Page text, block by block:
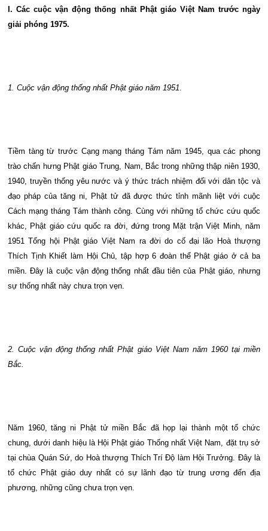
I. Các cuộc vận động thống nhất Phật giáo Việt Nam trước ngày
giải phóng 1975.
1. Cuộc vận động thống nhất Phật giáo năm 1951.
Tiềm tàng từ trước Cạng mạng tháng Tám năm 1945, qua các phong
trào chấn hưng Phật giáo Trung, Nam, Bắc trong những thập niên 1930,
1940, truyền thống yêu nước và ý thức trách nhiệm đối với dân tộc và
đạo pháp của tăng ni, Phật tử đã được thức tỉnh mãnh liệt với cuộc
Cách mạng tháng Tám thành công. Cùng với những tổ chức cứu quốc
khác, Phật giáo cứu quốc ra đời, đứng trong Mặt trận Việt Minh, năm
1951 Tổng hội Phật giáo Việt Nam ra đời do cố đại lão Hoà thượng
Thích Tịnh Khiết làm Hội Chủ, tập hợp 6 đoàn thể Phật giáo ở cả ba
miền. Đây là cuộc vận động thống nhất đầu tiên của Phật giáo, nhưng
sự thống nhất này chưa trọn vẹn.
2. Cuộc vận động thống nhất Phật giáo Việt Nam năm 1960 tại miền
Bắc.
Năm 1960, tăng ni Phật tử miền Bắc đã họp lại thành một tổ chức
chung, dưới danh hiệu là Hội Phật giáo Thống nhất Việt Nam, đặt trụ sở
tại chùa Quán Sứ, do Hoà thượng Thích Trí Độ làm Hội Trưởng. Đây là
tổ chức Phật giáo duy nhất có sự lãnh đạo từ trung ương đến địa
phương, những cũng chưa trọn vẹn.